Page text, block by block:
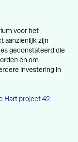
voor het
aanzienlijk zijn
geconstateerd die
en om
investering in
Hart project 42 -